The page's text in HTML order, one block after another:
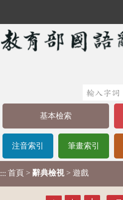
基本檢索
注音索引 筆畫索引
::: 首頁 > 辭典檢視 > 遊戲